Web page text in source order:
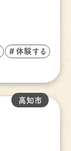
＃体験する
高知市